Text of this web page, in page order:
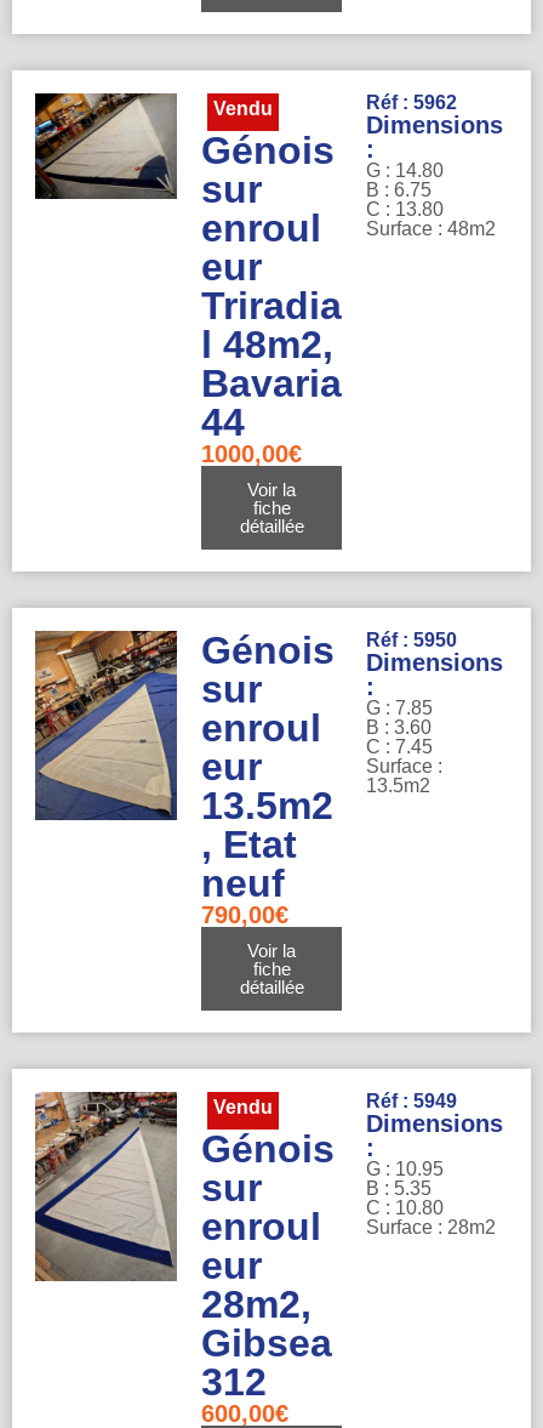
Vendu
Génois
sur
enroul
eur
Triradia
l 48m2,
Bavaria
44
1000,00€
Voir la
fiche
détaillée
Réf : 5962
Dimensions
:
G : 14.80
B : 6.75
C : 13.80
Surface : 48m2
Génois
sur
enroul
eur
13.5m2
, Etat
neuf
790,00€
Voir la
fiche
détaillée
Réf : 5950
Dimensions
:
G : 7.85
B : 3.60
C : 7.45
Surface :
13.5m2
Vendu
Génois
sur
enroul
eur
28m2,
Gibsea
312
600,00€
Réf : 5949
Dimensions
:
G : 10.95
B : 5.35
C : 10.80
Surface : 28m2